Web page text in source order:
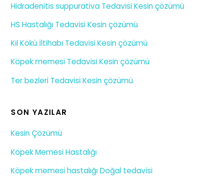
Hidradenitis suppurativa Tedavisi Kesin çözümü
HS Hastalığı Tedavisi Kesin çözümü
Kıl Kökü İltihabı Tedavisi Kesin çözümü
Köpek memesi Tedavisi Kesin çözümü
Ter bezleri Tedavisi Kesin çözümü
SON YAZILAR
Kesin Çözümü
Köpek Memesi Hastalığı
Köpek memesi hastalığı Doğal tedavisi